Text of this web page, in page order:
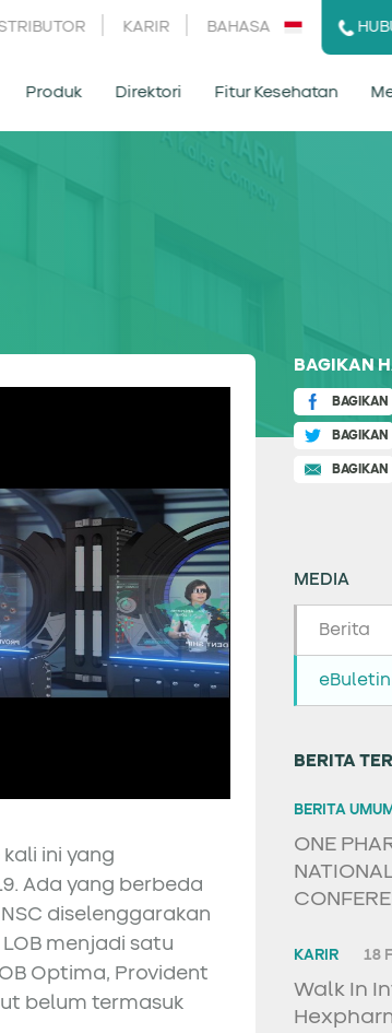
KARIR BAHASA
Produk Direktori Fitur Kesehatan
ini yang
Ada yang berbeda
diselenggarakan
menjadi satu
Optima, Provident
belum termasuk
BAGIKAN
BAGIKAN
BAGIKAN
BAGIKAN
MEDIA
Berita
BERITA
BERITA UMUM
ONE
KARIR 18
Walk In